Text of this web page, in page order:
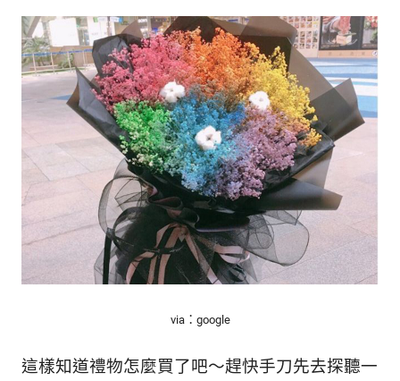
via：google
這樣知道禮物怎麼買了吧～趕快手刀先去探聽一